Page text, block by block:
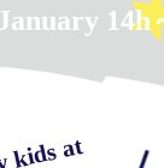
14h